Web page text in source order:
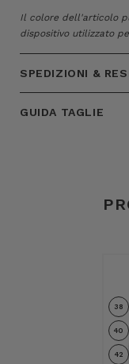
Il colore dell'articolo
dispositivo utilizzato
SPEDIZIONI &
GUIDA TAGLIE
38
40
42